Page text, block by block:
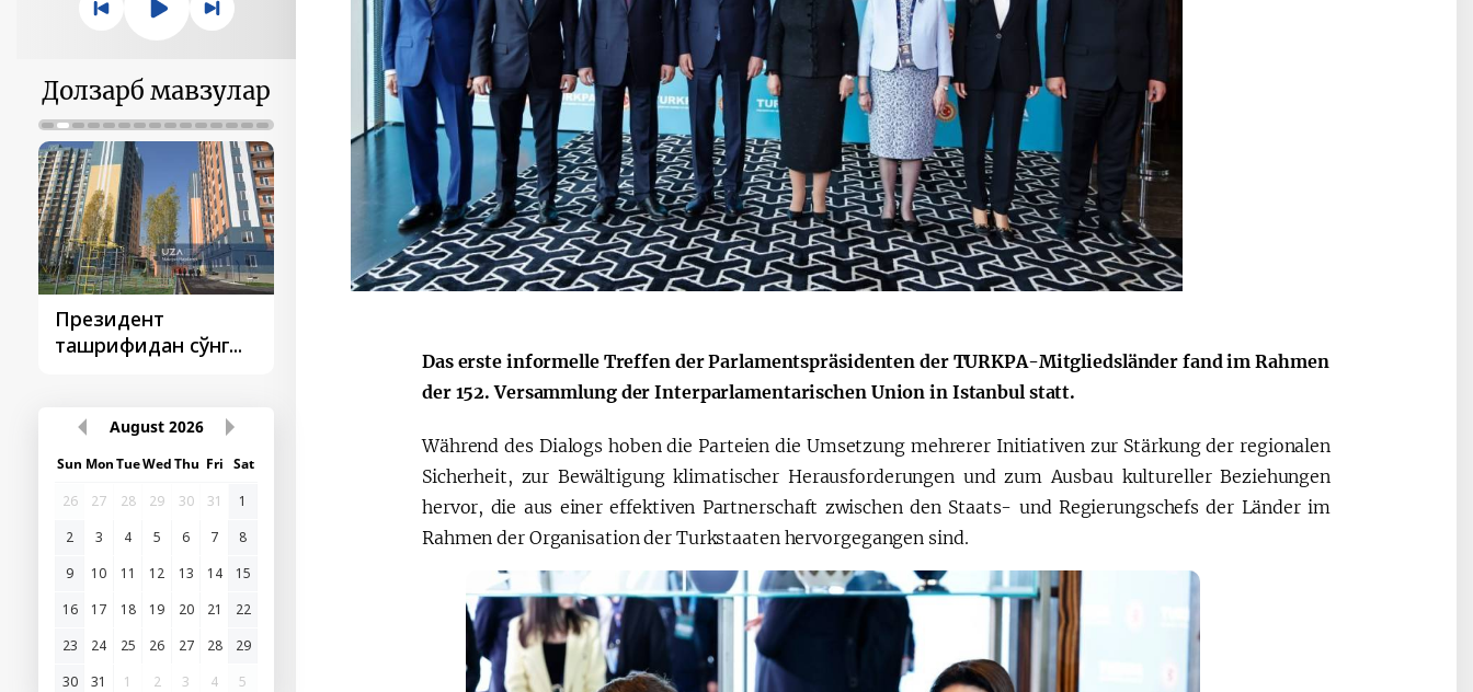
Долзарб мавзулар
Президент
ташрифидан сўнг...
раислигида
йиғилишлари
August 2026
Sun MonTueWedThu Fri Sat
26
27 28 29 30 31
1
2
3 4 5 6 7
8
9
10 11 12 13 14
15
16
17 18 19 20 21
22
23
24 25 26 27 28
29
30
31 1 2 3 4 5
Das erste informelle Treffen der Parlamentspräsidenten der TURKPA-Mitgliedsländer fand im Rahmen
der 152. Versammlung der Interparlamentarischen Union in Istanbul statt.
Während des Dialogs hoben die Parteien die Umsetzung mehrerer Initiativen zur Stärkung der regionalen
Sicherheit, zur Bewältigung klimatischer Herausforderungen und zum Ausbau kultureller Beziehungen
hervor, die aus einer effektiven Partnerschaft zwischen den Staats- und Regierungschefs der Länder im
Rahmen der Organisation der Turkstaaten hervorgegangen sind.